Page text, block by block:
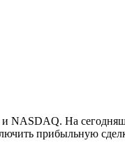
На
прибыльную